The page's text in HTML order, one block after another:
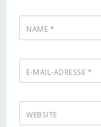
NAME *
E-MAIL-ADRESSE *
WEBSITE